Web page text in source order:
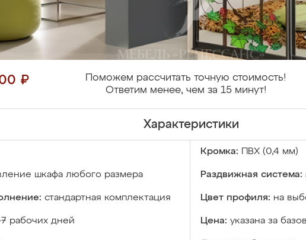
₽
Поможем рассчитать точную стоимость!
Ответим менее, чем за 15 минут!
Характеристики
Кромка: ПВХ (0,4 мм)
шкафа любого размера Раздвижная система:
стандартная комплектация Цвет профиля: на
7 рабочих дней Цена: указана за